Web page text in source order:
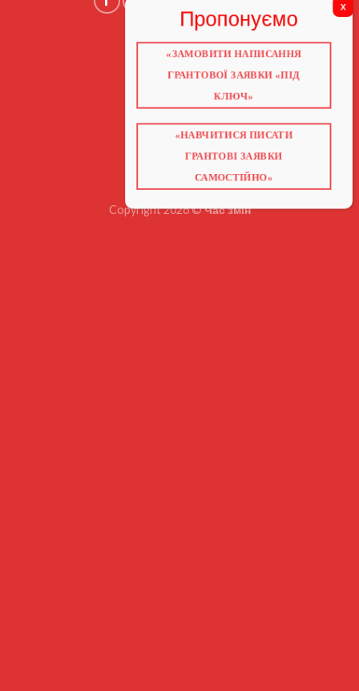
ГОЛОВНА
ГРАНТИ 2026
НАВЧАННЯ
КНИГИ
ВІДЕО ПРО ГРАНТИ
Copyright 2026 ©Час змін
«ЗАМОВИТИ НАПИСАННЯ
ГРАНТОВОЇ ЗАЯВКИ «ПІД
КЛЮЧ»
«НАВЧИТИСЯ ПИСАТИ
ГРАНТОВІ ЗАЯВКИ
САМОСТІЙНО»